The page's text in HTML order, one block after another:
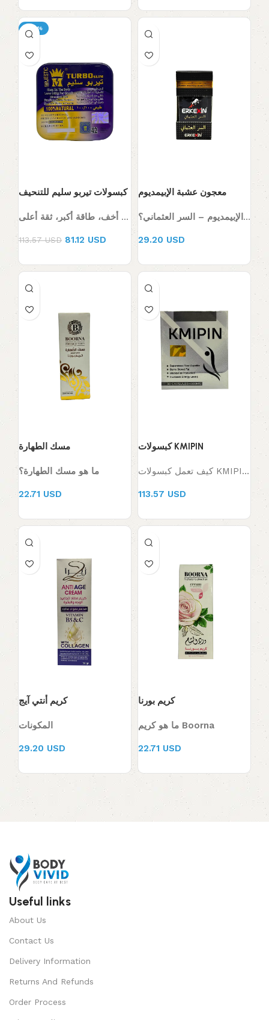
-29%
كبسولات تيربو سليم للتنحيف
تيربو سليم…جسم أخف، طاقة أكبر، ثقة أعلى!
قطع الشهية والحد من تناول الطعام لوقت طويل
113.57 USD 81.12 USD
معجون عشبة الإبيمديوم
ما هو معجون عشبة الإبيمديوم – السر العثماني؟
29.20 USD
مسك الطهارة
ما هو مسك الطهارة؟
22.71 USD
كبسولات KMIPIN
كيف تعمل كبسولات KMIPIN للتنحيف؟
قطع الشهية والحد من تناول الطعام لوقت طويل
113.57 USD
كريم أنتي آيج
المكونات
29.20 USD
كريم بورنا
ما هو كريم Boorna
22.71 USD
Useful links
About Us
Contact Us
Delivery Information
Returns And Refunds
Order Process